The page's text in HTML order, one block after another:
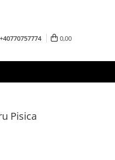
+40770757774 0,00
Pisica